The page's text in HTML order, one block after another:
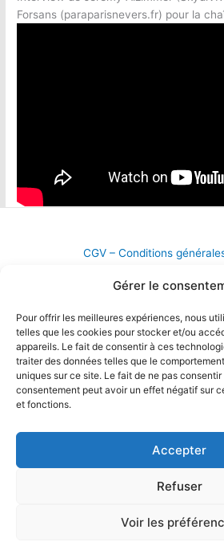
Gérer le
Pour offrir les meilleures expériences, nous
telles que les cookies pour stocker et/ou
appareils. Le fait de consentir à ces
traiter des données telles que le
uniques sur ce site. Le fait de ne pas consentir
consentement peut avoir un effet négatif sur
et fonctions.
Accepter
Refuser
Voir les
Forsans (paraparisnevers.fr) pour la
CGV – Conditions
Copyright © 2026 ParaParisNevers